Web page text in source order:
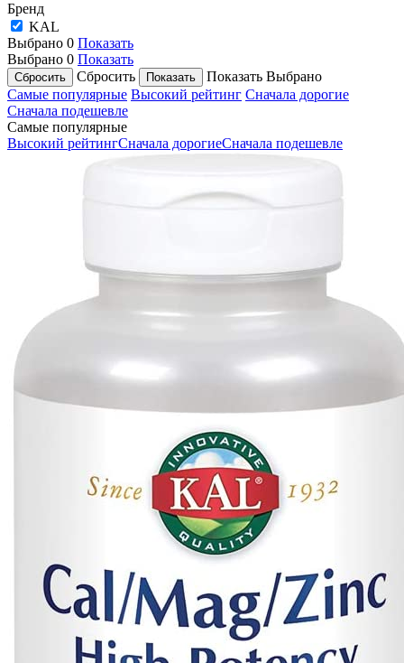
Бренд
KAL
Выбрано 0 Показать
Выбрано 0 Показать
Сбросить
Показать Выбрано
Самые популярные Высокий рейтинг Сначала дорогие
Сначала подешевле
Самые популярные
Высокий рейтингСначала дорогиеСначала подешевле